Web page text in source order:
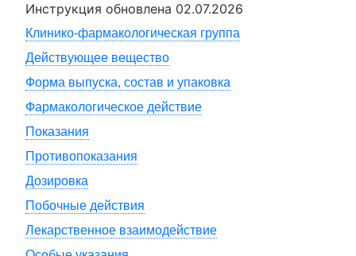
Инструкция обновлена 02.07.2026
Клинико-фармакологическая группа
Действующее вещество
Форма выпуска, состав и упаковка
Фармакологическое действие
Показания
Противопоказания
Дозировка
Побочные действия
Лекарственное взаимодействие